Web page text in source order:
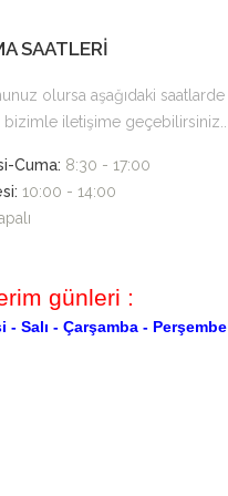
SAATLERİ
olursa aşağıdaki saatlarde
iletişime geçebilirsiniz..
Cuma: 8:30 - 17:00
10:00 - 14:00
günleri :
- Salı - Çarşamba - Perşembe